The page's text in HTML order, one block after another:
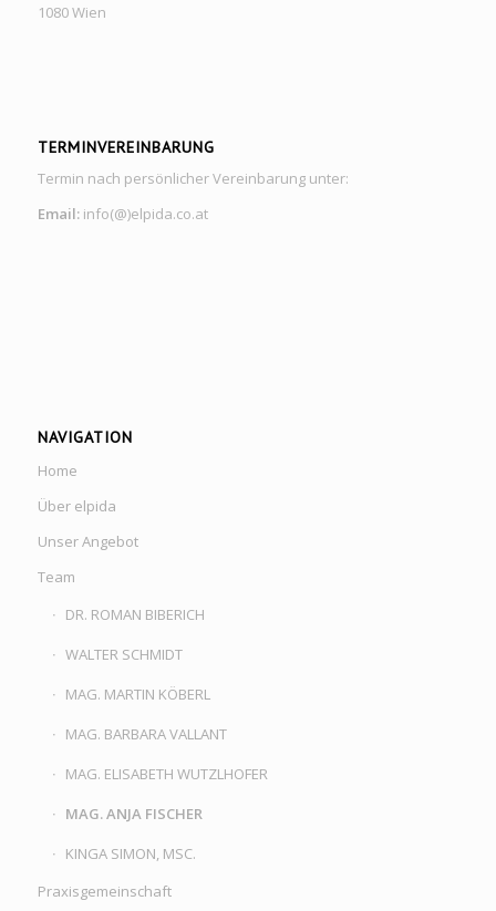
1080 Wien
TERMINVEREINBARUNG
Termin nach persönlicher Vereinbarung unter:
Email:info(@)elpida.co.at
NAVIGATION
Home
Über elpida
Unser Angebot
Team
DR. ROMAN BIBERICH
WALTER SCHMIDT
MAG. MARTIN KÖBERL
MAG. BARBARA VALLANT
MAG. ELISABETH WUTZLHOFER
MAG. ANJA FISCHER
KINGA SIMON, MSC.
Praxisgemeinschaft